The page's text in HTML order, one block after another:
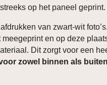
op het paneel geprint.
van zwart-wit
en op deze
Dit zorgt voor een
zowel binnen als buiten